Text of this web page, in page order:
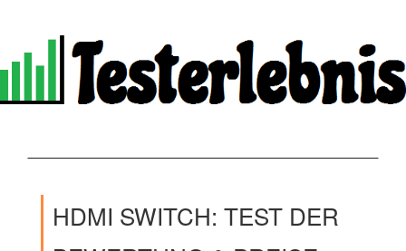
HDMI SWITCH: TEST DER